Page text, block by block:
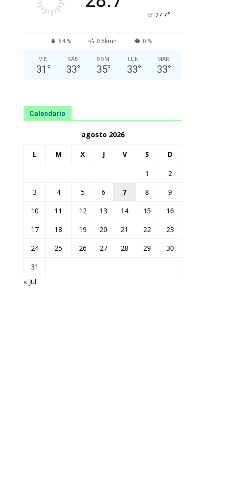
27.7°
64 % 0.5kmh 0 %
VIE
31 °
SÁB
33°
DOM
35°
LUN
33°
MAR
33°
Calendario
agosto 2026
L M X J V S D
1
2
3
4 5 6 7 8
9
10
11 12 13 14 15
16
17
18 19 20 21 22
23
24
25 26 27 28 29
30
31
« Jul